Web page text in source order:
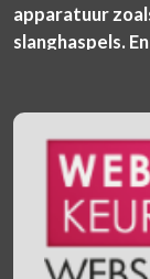
apparatuur
slanghaspels.